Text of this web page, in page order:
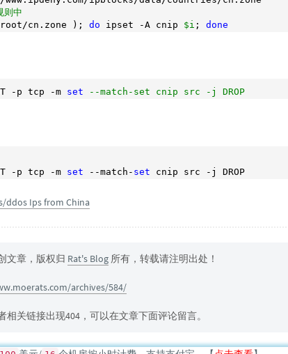
则中
cn.zone ); do ipset -A cnip $i ; done
-p tcp -m set --match-set cnip src -j DROP
-p tcp -m set --match- set
ddos Ips from China
文章，版权归 Rat's Blog 所有，转载请注明出处！
archives/584/
相关链接出现404，可以在文章下面评论留言。